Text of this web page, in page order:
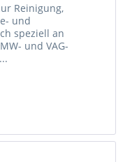
Reinigung,
und
speziell an
und VAG-